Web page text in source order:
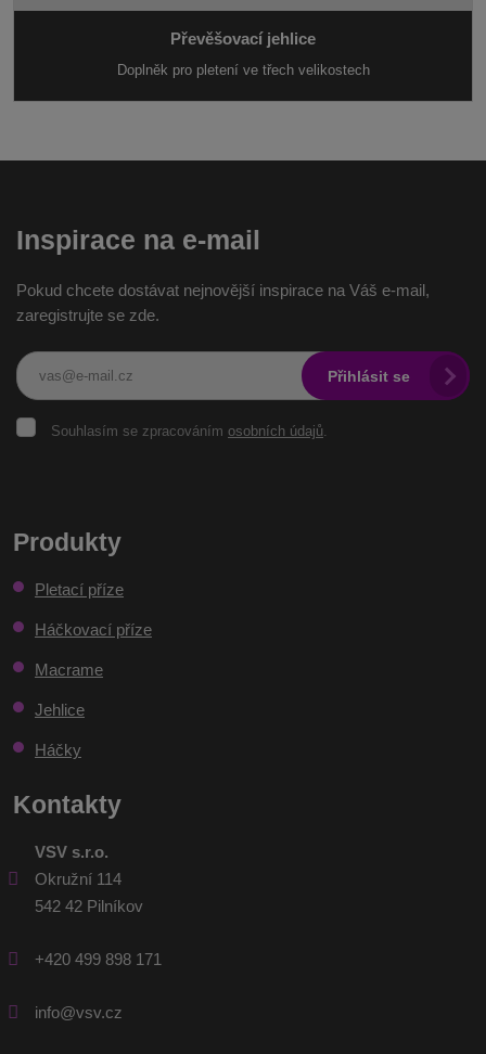
Převěšovací jehlice
Doplněk pro pletení ve třech velikostech
Inspirace na e-mail
Pokud chcete dostávat nejnovější inspirace na Váš e-mail,
zaregistrujte se zde.
SouhlasímSouhlasím se zpracováním osobních údajů.
Přihlásit se
nepodařilo
odeslat.
Produkty
Pletací příze
Háčkovací příze
Macrame
Jehlice
Háčky
Kontakty
VSV s.r.o.
Okružní 114
542 42 Pilníkov
+420 499 898 171
info@vsv.cz